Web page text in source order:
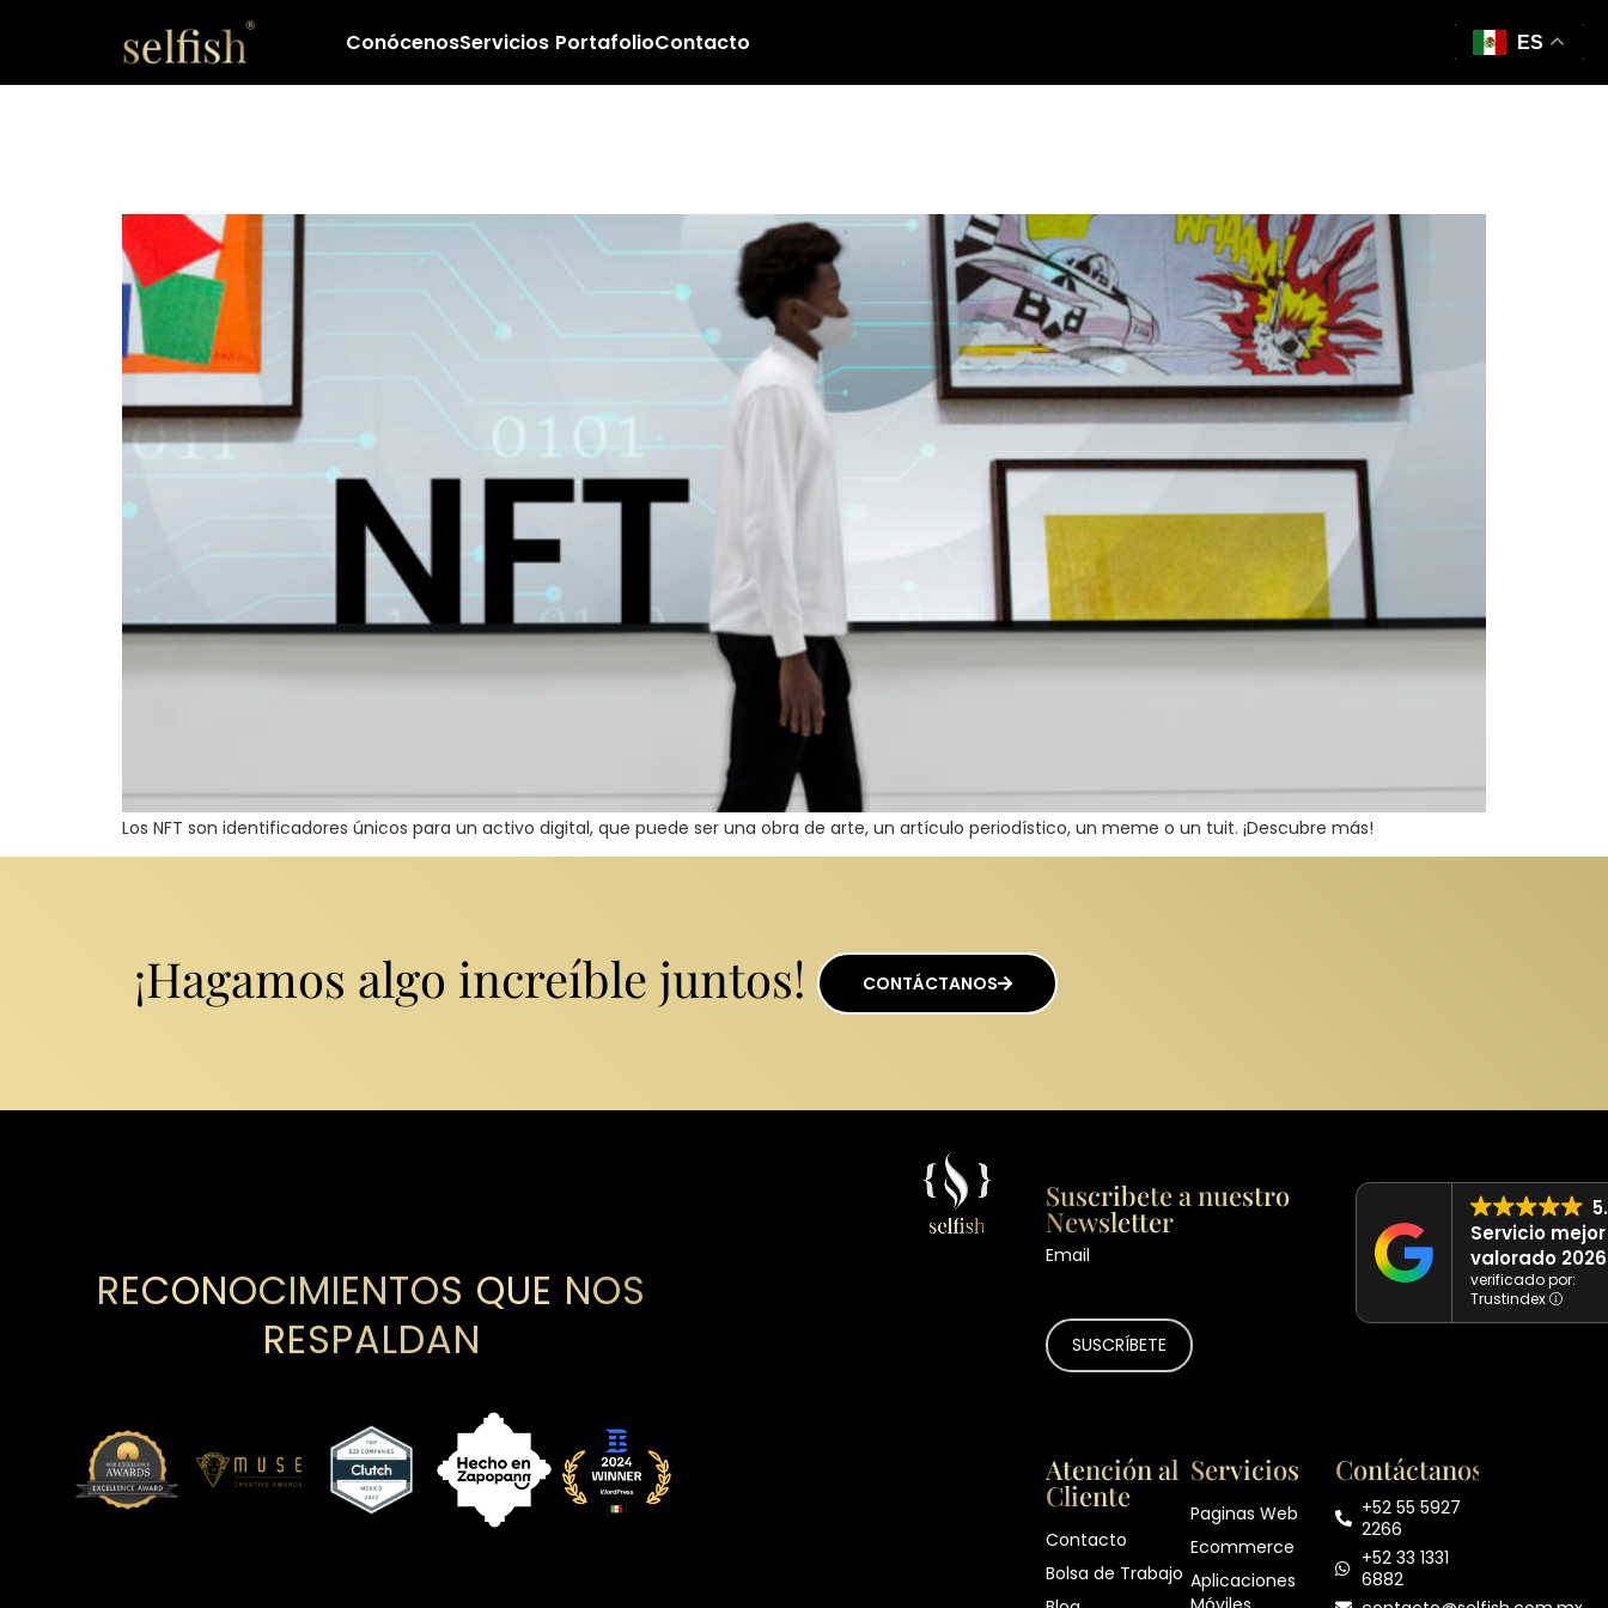
ConócenosServicios PortafolioContacto
Los NFT son identificadores únicos para un activo digital, que puede ser una obra de arte, un artículo periodístico, un meme o un tuit. ¡Descubre más!
¡Hagamos algo increíble juntos! CONTÁCTANOS
RECONOCIMIENTOS QUE NOS
RESPALDAN
Suscribete a nuestro
Newsletter
Email
Servicio mejor
valorado 2026
verificado por:
Trustindex
Atención al
Cliente
Contacto
Bolsa de Trabajo
Servicios
Paginas Web
Ecommerce
Aplicaciones
Contáctanos
+52 55 5927
2266
+52 33 1331
6882
ES